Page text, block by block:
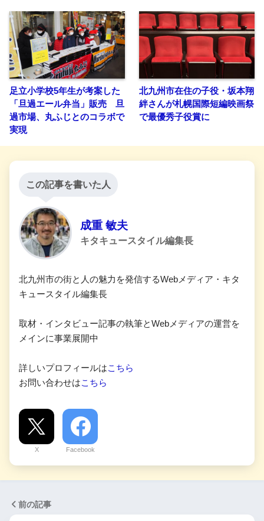
足立小学校5年生が考案した
「旦過エール弁当」販売 旦
過市場、丸ふじとのコラボで
実現
北九州市在住の子役・坂本翔
絆さんが札幌国際短編映画祭
で最優秀子役賞に
この記事を書いた人
成重 敏夫
キタキュースタイル編集長
北九州市の街と人の魅力を発信するWebメディア・キタ
キュースタイル編集長
取材・インタビュー記事の執筆とWebメディアの運営を
メインに事業展開中
詳しいプロフィールはこちら
お問い合わせはこちら
X Facebook
前の記事